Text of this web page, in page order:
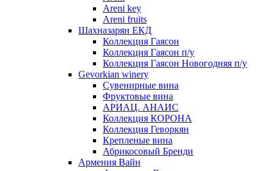
Areni key
Areni fruits
Шахназарян ЕКД
Коллекция Гаясон
Коллекция Гаясон п/у
Коллекция Гаясон Новогодняя п/у
Gevorkian winery
Сувенирные вина
Фруктовые вина
АРИАЦ. АНАИС
Коллекция КОРОНА
Коллекция Геворкян
Крепленые вина
Абрикосовый Бренди
Армения Вайн